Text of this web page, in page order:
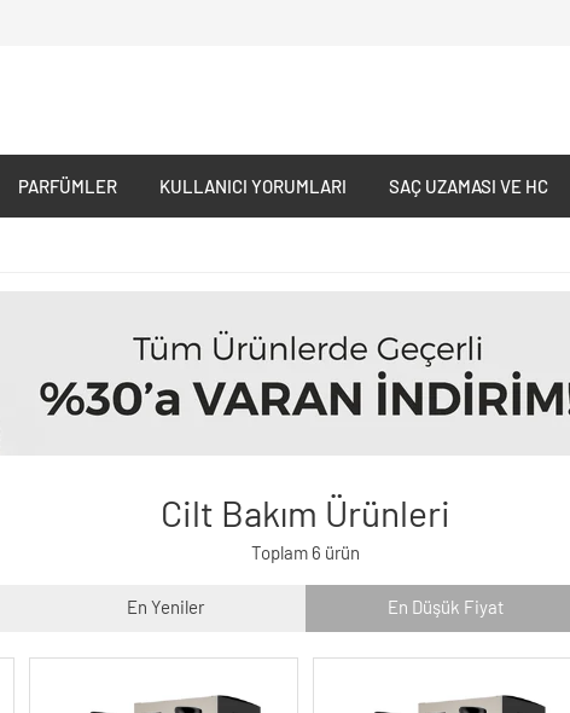
PARFÜMLER KULLANICI YORUMLARI SAÇ UZAMASI VE HC
Cilt Bakım Ürünleri
Toplam 6 ürün
En Yeniler En Düşük Fiyat